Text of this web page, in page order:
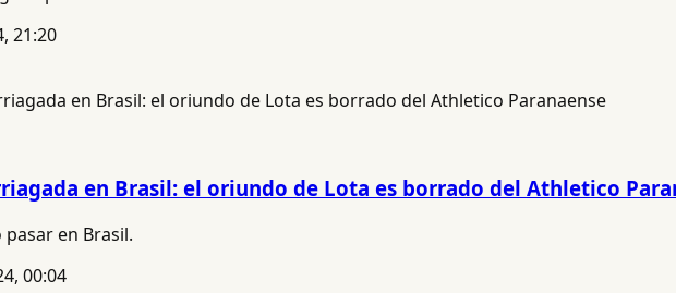
21:20
en Brasil: el oriundo de Lota es borrado del Athletico
en Brasil.
00:04